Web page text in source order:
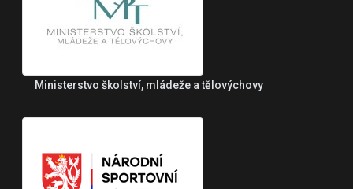
Ministerstvo školství, mládeže a tělovýchovy